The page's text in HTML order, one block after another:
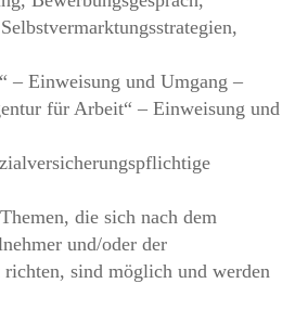
– Einweisung und Umgang –
für Arbeit“ – Einweisung und
die sich nach dem
und/oder der
richten, sind möglich und werden